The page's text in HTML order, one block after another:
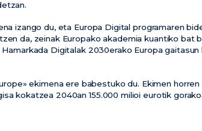
izango du, eta Europa Digital programaren
da, zeinak Europako akademia kuantiko
Digitalak 2030erako Europa
ekimena ere babestuko du. Ekimen
kokatzea 2040an 155.000 milioi eurotik